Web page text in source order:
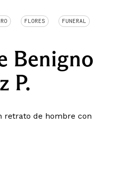
FLORES FUNERAL
Benigno
P.
retrato de hombre con